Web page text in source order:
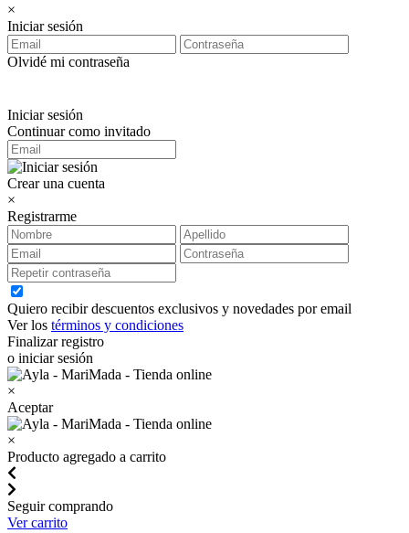
×
Iniciar sesión
Olvidé mi contraseña
Iniciar sesión
Continuar como invitado
Crear una cuenta
×
Registrarme
Quiero recibir descuentos exclusivos y novedades por email
Ver los términos y condiciones
Finalizar registro
o iniciar sesión
×
Aceptar
×
Producto agregado a carrito
Seguir comprando
Ver carrito